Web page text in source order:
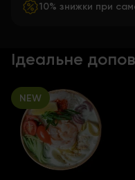
10% знижки при
Ідеальне
NEW